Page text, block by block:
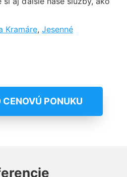
Kramáre, Jesenné
CENOVÚ PONUKU